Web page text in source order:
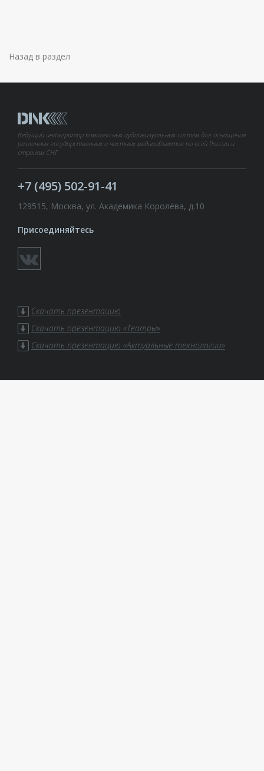
Назад в раздел
Ведущий интегратор комплексных аудиовизуальных систем для оснащения
различных государственных и частных медиаобъектов по всей России и
странам СНГ.
+7 (495) 502-91-41
129515, Москва, ул. Академика Королёва, д.10
Присоединяйтесь
Скачать презентацию
Скачать презентацию «Театры»
Скачать презентацию «Актуальные технологии»